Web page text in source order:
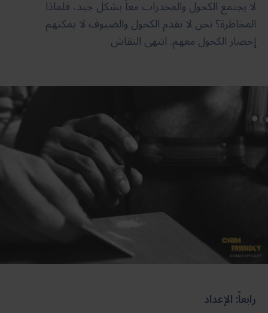
لا يجتمع الكحول والمخدرات معاً بشكل جيد، فلماذا
المخاطرة؟ نحن لا نقدم الكحول والضيوف لا يمكنهم
إحضار الكحول معهم. انتهى النقاش
رابعاً: الإعداد